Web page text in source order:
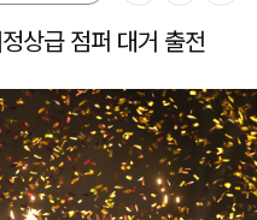
상급 점퍼 대거 출전